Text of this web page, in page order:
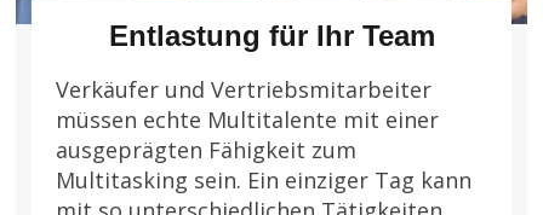
Entlastung für Ihr Team
Verkäufer und Vertriebsmitarbeiter
müssen echte Multitalente mit einer
ausgeprägten Fähigkeit zum
Multitasking sein. Ein einziger Tag kann